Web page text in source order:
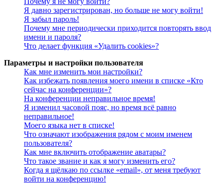
Я давно зарегистрирован, но больше не могу войти!
Я забыл пароль!
Почему мне периодически приходится повторять ввод
имени и пароля?
Что делает функция «Удалить cookies»?
Параметры и настройки пользователя
Как мне изменить мои настройки?
Как избежать появления моего имени в списке «Кто
сейчас на конференции»?
На конференции неправильное время!
Я изменил часовой пояс, но время всё равно
неправильное!
Моего языка нет в списке!
Что означают изображения рядом с моим именем
пользователя?
Как мне включить отображение аватары?
Что такое звание и как я могу изменить его?
Когда я щёлкаю по ссылке «email», от меня требуют
войти на конференцию!